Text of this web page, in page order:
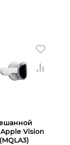
Vision